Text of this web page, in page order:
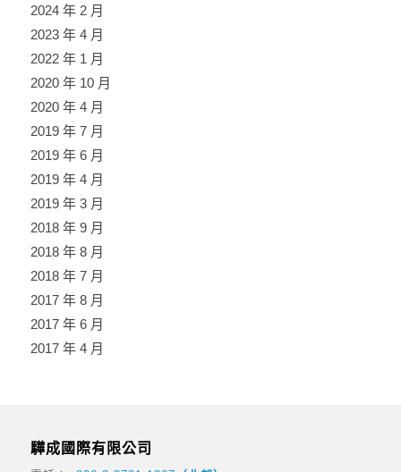
2024 年 2 月
2023 年 4 月
2022 年 1 月
2020 年 10 月
2020 年 4 月
2019 年 7 月
2019 年 6 月
2019 年 4 月
2019 年 3 月
2018 年 9 月
2018 年 8 月
2018 年 7 月
2017 年 8 月
2017 年 6 月
2017 年 4 月
驊成國際有限公司